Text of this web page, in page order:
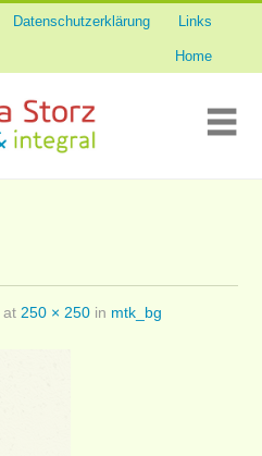
Links
Datenschutzerklärung
Home
at250 × 250 in mtk_bg